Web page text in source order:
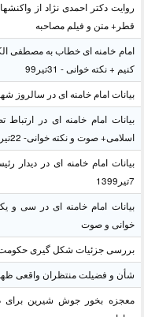
روایت دکتر احمدی نژاد از
قطر+ متن و فیلم مصاحبه
امام خامنه ای خطاب به مصطفی
کنیم + نکته خوانی - 31تیر99
بیانات امام خامنه ای در سالروز شهادت
بیانات امام خامنه ای در
اسلامی+ صوت و نکته خوانی- 22تیر99
بیانات امام خامنه ای در
7تیر1399
بیانات امام خامنه ای در سی و
خوانی و صوت
بررسی جزئیات شکل گیری
شأن و فضیلت منتظران واقعی
معجزه بخور جوش شیرین برای